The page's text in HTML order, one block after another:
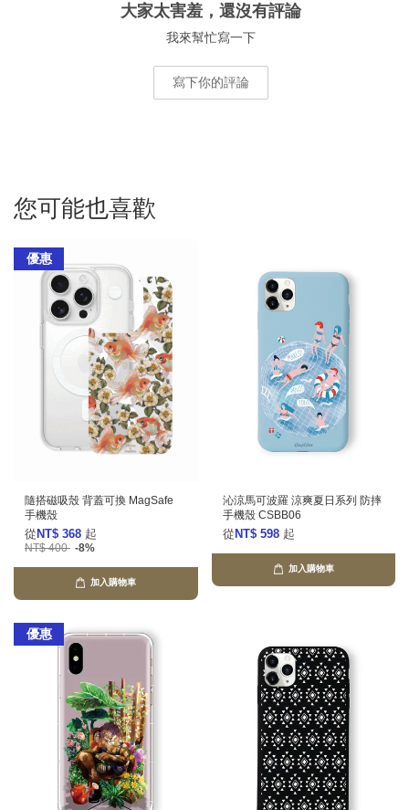
大家太害羞，還沒有評論
我來幫忙寫一下
寫下你的評論
您可能也喜歡
優惠
隨搭磁吸殼 背蓋可換 MagSafe
手機殼
從 NT$ 368 起
NT$ 400 -8%
加入購物車
沁涼馬可波羅 涼爽夏日系列 防摔
手機殼 CSBB06
從 NT$ 598 起
加入購物車
優惠